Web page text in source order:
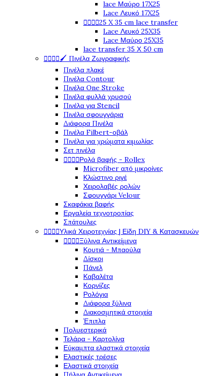
lace Μαύρο 17X25
Lace Λευκό 17X25
25 X 35 cm lace transfer
Lace Λευκό 25X35
Lace Μαύρο 25X35
lace transfer 35 Χ 50 cm
🖌️ Πινέλα Ζωγραφικής
Πινέλα πλακέ
Πινέλα Contour
Πινέλα One Stroke
Πινέλα φυλλά χρυσού
Πινέλα για Stencil
Πινέλα σφουγγάρια
Διάφορα Πινέλα
Πινέλα Filbert-οβάλ
Πινέλα για χρώματα κιμωλίας
Σετ πινέλα
Ρολά βαφής - Rollex
Microfiber από μικροίνες
Κλώστινο ριγέ
Χειρολαβές ρολών
Σφουγγάρι Velour
Σκαφάκια βαφής
Εργαλεία τεχνοτροπίας
Σπάτουλες
Υλικά Χειροτεχνίας | Είδη DIY & Κατασκευών
Ξύλινα Αντικείμενα
Κουτιά - Μπαούλα
Δίσκοι
Πάνελ
Καβαλέτα
Κορνίζες
Ρολόγια
Διάφορα ξύλινα
Διακοσμητικά στοιχεία
Έπιπλα
Πολυεστερικά
Τελάρα - Καρτολίνα
Εύκαμπτα ελαστικά στοιχεία
Ελαστικές τρέσες
Ελαστικά στοιχεία